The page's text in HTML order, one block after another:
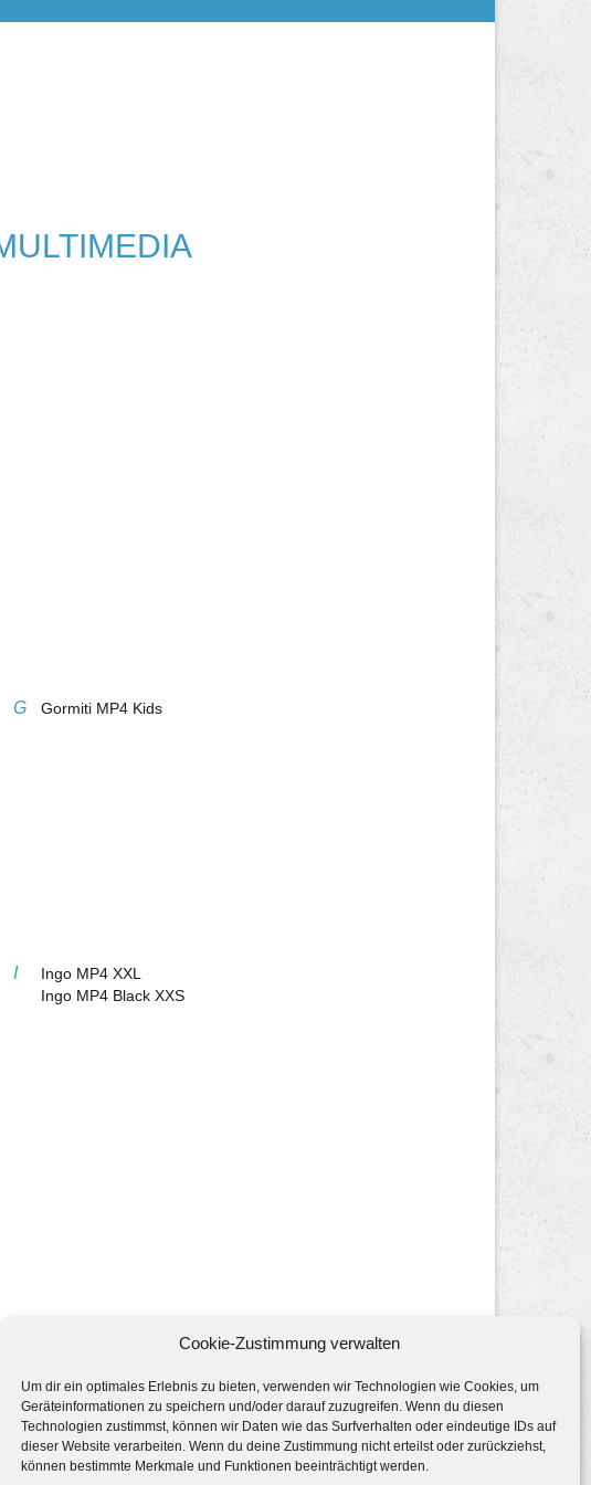
Cookie-Zustimmung verwalten
Um dir ein optimales Erlebnis zu bieten, verwenden wir Technologien wie Cookies, um
Geräteinformationen zu speichern und/oder darauf zuzugreifen. Wenn du diesen
Technologien zustimmst, können wir Daten wie das Surfverhalten oder eindeutige IDs auf
dieser Website verarbeiten. Wenn du deine Zustimmung nicht erteilst oder zurückziehst,
können bestimmte Merkmale und Funktionen beeinträchtigt werden.
G Gormiti MP4 Kids
I
Ingo MP4 XXL
Ingo MP4 Black XXS